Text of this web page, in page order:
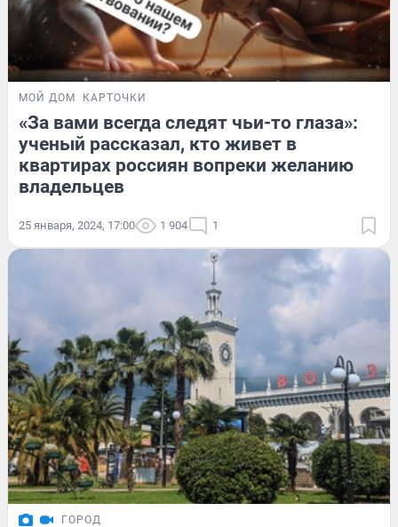
МОЙ ДОМ КАРТОЧКИ
«За вами всегда следят чьи-то глаза»:
ученый рассказал, кто живет в
квартирах россиян вопреки желанию
владельцев
25 января, 2024, 17:00 1 904 1
ГОРОД